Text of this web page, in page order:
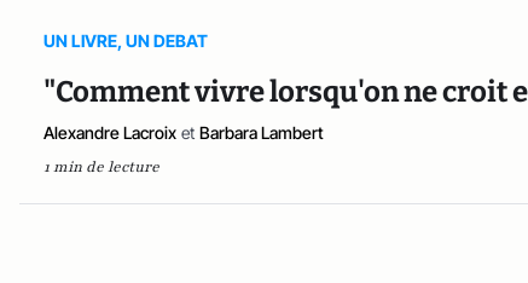
UN LIVRE, UN DEBAT
"Comment vivre lorsqu'on ne croit
Alexandre Lacroix et Barbara Lambert
1 min de lecture